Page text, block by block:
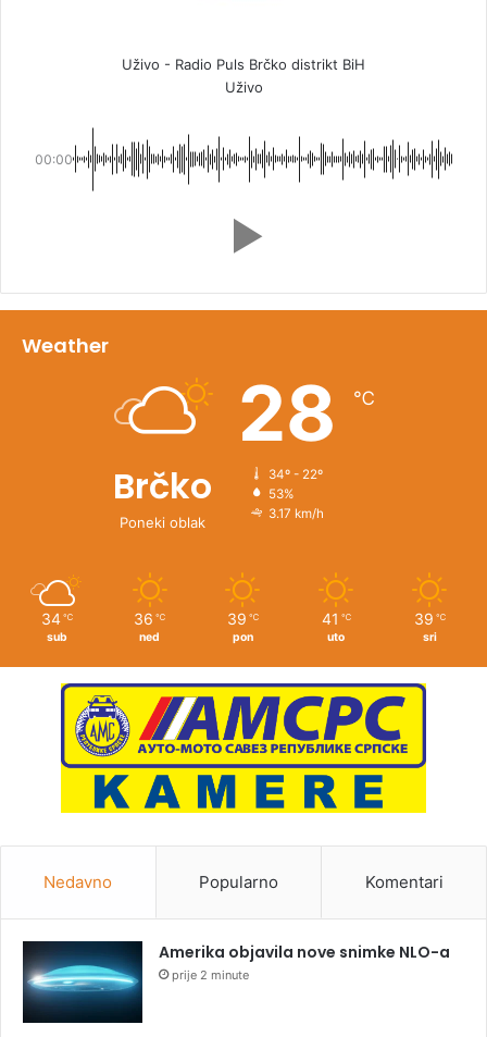
Uživo - Radio Puls Brčko distrikt BiH
Uživo
00:00
Weather
Brčko
Poneki oblak
28 ℃
34º - 22º
53%
3.17 km/h
34 ℃
sub
36 ℃
ned
39 ℃
pon
41 ℃
uto
39 ℃
sri
Nedavno Popularno Komentari
Amerika objavila nove snimke NLO-a
prije 2 minute